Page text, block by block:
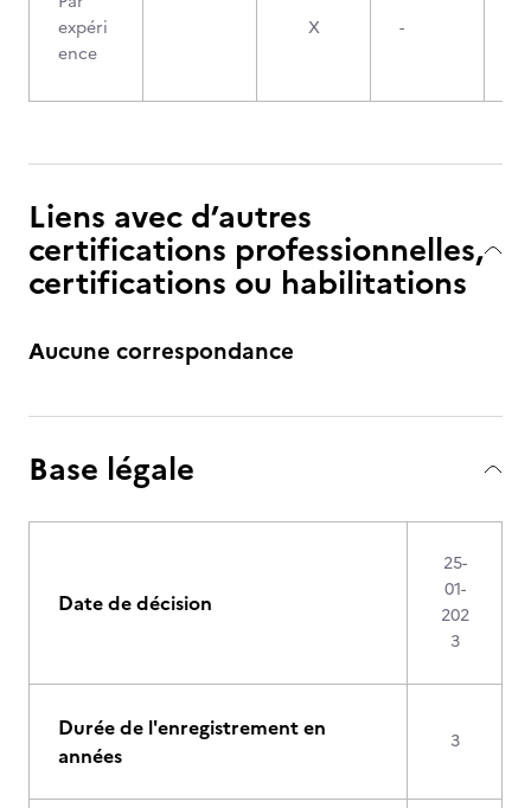
expéri
ence
X -
Liens avec d’autres
certifications professionnelles,
certifications ou habilitations
Aucune correspondance
Base légale
Date de décision
25-
01-
202
3
Durée de l'enregistrement en
années
3